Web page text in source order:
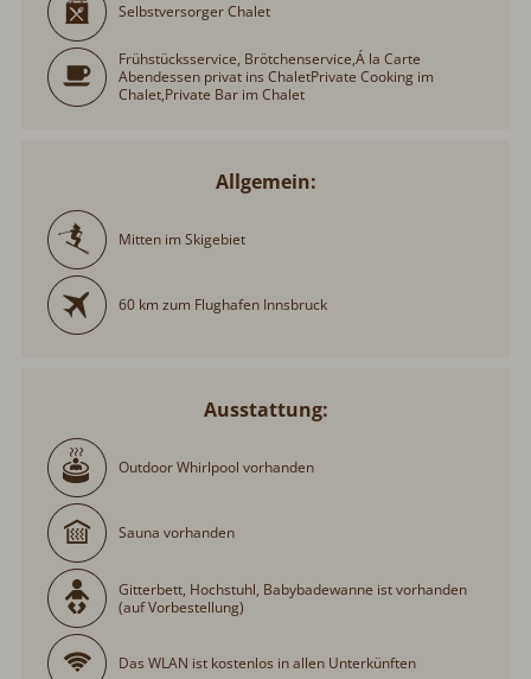
Selbstversorger Chalet
Frühstücksservice, Brötchenservice,Á la Carte
Abendessen privat ins ChaletPrivate Cooking im
Chalet,Private Bar im Chalet
Allgemein:
Mitten im Skigebiet
60 km zum Flughafen Innsbruck
Ausstattung:
Outdoor Whirlpool vorhanden
Sauna vorhanden
Gitterbett, Hochstuhl, Babybadewanne ist vorhanden
(auf Vorbestellung)
Das WLAN ist kostenlos in allen Unterkünften